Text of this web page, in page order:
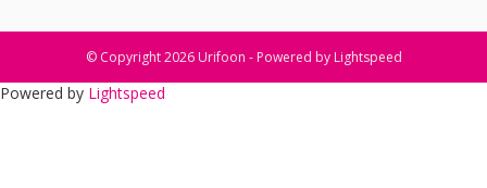
© Copyright 2026 Urifoon - Powered by Lightspeed
Powered by Lightspeed